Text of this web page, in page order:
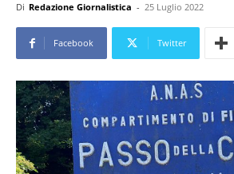
Di Redazione Giornalistica - 25 Luglio 2022
Facebook Twitter